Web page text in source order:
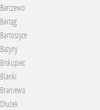
Barczewo
Bartąg
Bartoszyce
Bażyny
Biskupiec
Blanki
Braniewo
Dłużek